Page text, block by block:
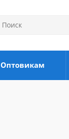
Оптовикам